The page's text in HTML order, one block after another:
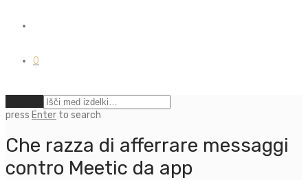
0
press Enter to search
Che razza di afferrare messaggi
contro Meetic da app